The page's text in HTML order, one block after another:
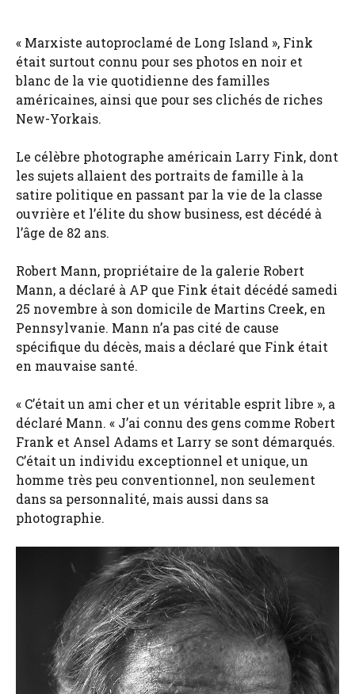
« Marxiste autoproclamé de Long Island », Fink
était surtout connu pour ses photos en noir et
blanc de la vie quotidienne des familles
américaines, ainsi que pour ses clichés de riches
New-Yorkais.
Le célèbre photographe américain Larry Fink, dont
les sujets allaient des portraits de famille à la
satire politique en passant par la vie de la classe
ouvrière et l’élite du show business, est décédé à
l’âge de 82 ans.
Robert Mann, propriétaire de la galerie Robert
Mann, a déclaré à AP que Fink était décédé samedi
25 novembre à son domicile de Martins Creek, en
Pennsylvanie. Mann n’a pas cité de cause
spécifique du décès, mais a déclaré que Fink était
en mauvaise santé.
« C’était un ami cher et un véritable esprit libre », a
déclaré Mann. « J’ai connu des gens comme Robert
Frank et Ansel Adams et Larry se sont démarqués.
C’était un individu exceptionnel et unique, un
homme très peu conventionnel, non seulement
dans sa personnalité, mais aussi dans sa
photographie.